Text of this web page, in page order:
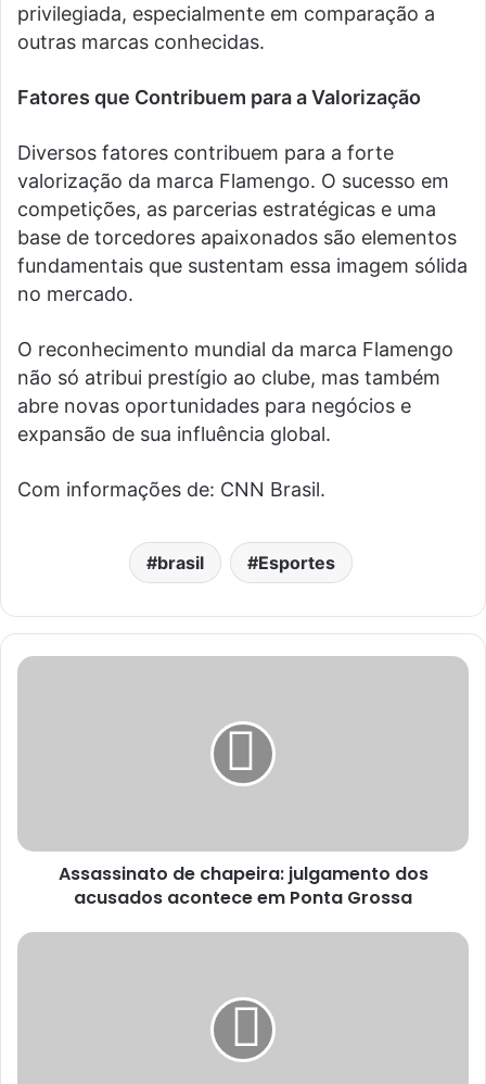
privilegiada, especialmente em comparação a
outras marcas conhecidas.
Fatores que Contribuem para a Valorização
Diversos fatores contribuem para a forte
valorização da marca Flamengo. O sucesso em
competições, as parcerias estratégicas e uma
base de torcedores apaixonados são elementos
fundamentais que sustentam essa imagem sólida
no mercado.
O reconhecimento mundial da marca Flamengo
não só atribui prestígio ao clube, mas também
abre novas oportunidades para negócios e
expansão de sua influência global.
Com informações de: CNN Brasil.
brasil Esportes
Assassinato de chapeira: julgamento dos
acusados acontece em Ponta Grossa